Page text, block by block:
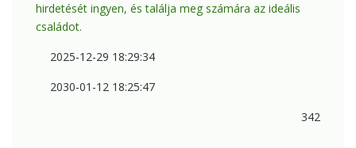
hirdetését ingyen, és találja meg számára az ideális
családot.
2025-12-29 18:29:34
2030-01-12 18:25:47
342